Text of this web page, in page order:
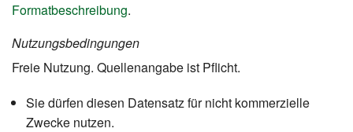
Formatbeschreibung.
Nutzungsbedingungen
Freie Nutzung. Quellenangabe ist Pflicht.
Sie dürfen diesen Datensatz für nicht kommerzielle
Zwecke nutzen.